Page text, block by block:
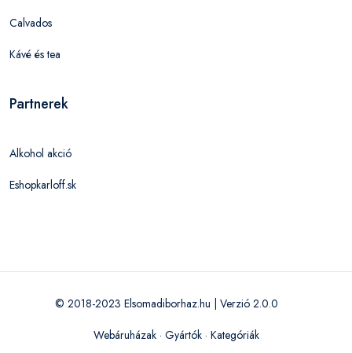
Calvados
Kávé és tea
Partnerek
Alkohol akció
Eshopkarloff.sk
© 2018-2023 Elsomadiborhaz.hu | Verzió 2.0.0
Webáruházak· Gyártók· Kategóriák